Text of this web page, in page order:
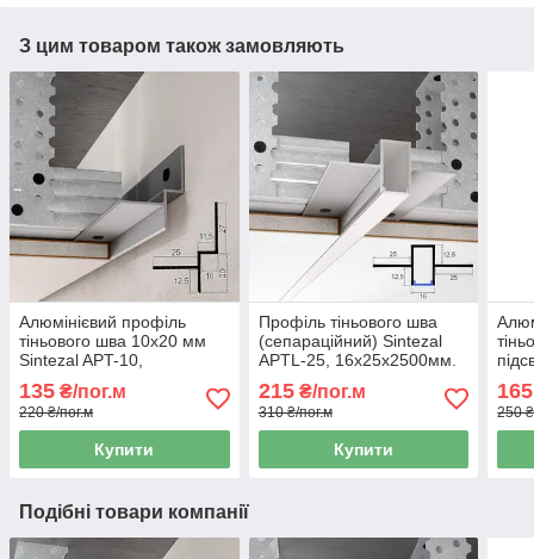
З цим товаром також замовляють
Алюмінієвий профіль
тіньового шва 10х20 мм
Sintezal APT-10,
135 ₴/пог.м
220 ₴/пог.м
Купити
Профіль тіньового шва
(сепараційний) Sintezal
APTL-25, 16х25х2500мм.
215₴/пог.м
310 ₴/пог.м
Купити
165
250
Подібні товари компанії